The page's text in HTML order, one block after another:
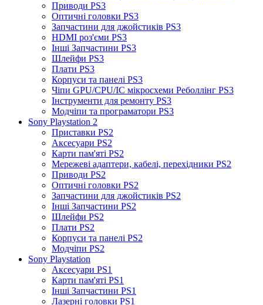
Приводи PS3
Оптичні головки PS3
Запчастини для джойстиків PS3
HDMI роз'єми PS3
Інші Запчастини PS3
Шлейфи PS3
Плати PS3
Корпуси та панелі PS3
Чіпи GPU/CPU/IC мікросхеми Реболлінг PS3
Інструменти для ремонту PS3
Модчіпи та програматори PS3
Sony Playstation 2
Приставки PS2
Аксесуари PS2
Карти пам'яті PS2
Мережеві адаптери, кабелі, перехідники PS2
Приводи PS2
Оптичні головки PS2
Запчастини для джойстиків PS2
Інші Запчастини PS2
Шлейфи PS2
Плати PS2
Корпуси та панелі PS2
Модчіпи PS2
Sony Playstation
Аксесуари PS1
Карти пам'яті PS1
Інші Запчастини PS1
Лазерні головки PS1